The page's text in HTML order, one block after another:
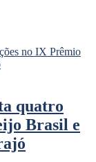
quatro
Brasil e